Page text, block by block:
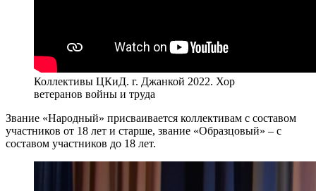
Коллективы ЦКиД. г. Джанкой 2022. Хор
ветеранов войны и труда
Звание «Народный» присваивается коллективам с составом
участников от 18 лет и старше, звание «Образцовый» – с
составом участников до 18 лет.